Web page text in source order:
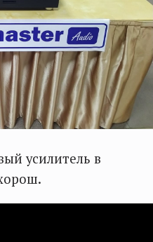
усилитель в